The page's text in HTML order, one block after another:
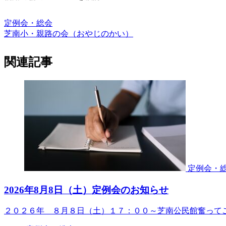
定例会・総会
芝南小・親路の会（おやじのかい）
関連記事
定例会・
2026年8月8日（土）定例会のお知らせ
２０２６年 ８月８日（土）１７：００～芝南公民館奮って